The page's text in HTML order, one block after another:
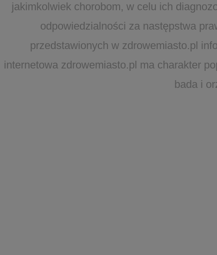
jakimkolwiek chorobom, w celu ich
odpowiedzialności za następstwa
przedstawionych w zdrowemiasto.pl
internetowa zdrowemiasto.pl ma charakter
bada i